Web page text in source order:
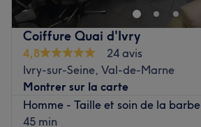
Coiffure Quai d'Ivry
4,8
24 avis
Ivry-sur-Seine, Val-de-Marne
Montrer sur la carte
Homme - Taille et soin de la barbe
45 min